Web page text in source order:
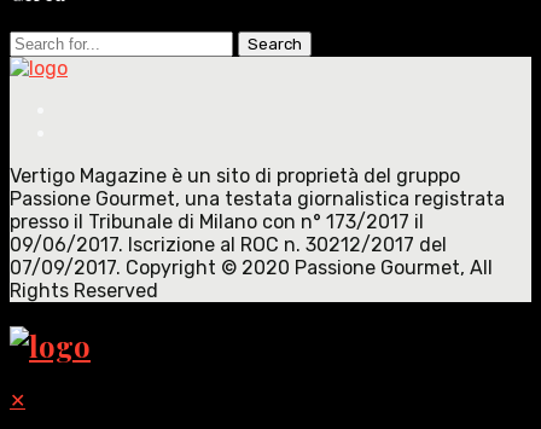
Search
for:
Vertigo Magazine è un sito di proprietà del gruppo
Passione Gourmet, una testata giornalistica registrata
presso il Tribunale di Milano con n° 173/2017 il
09/06/2017. Iscrizione al ROC n. 30212/2017 del
07/09/2017. Copyright © 2020 Passione Gourmet, All
Rights Reserved
✕